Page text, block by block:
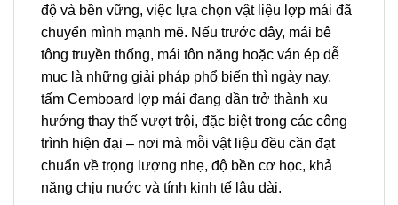
độ và bền vững, việc lựa chọn vật liệu lợp mái đã
chuyển mình mạnh mẽ. Nếu trước đây, mái bê
tông truyền thống, mái tôn nặng hoặc ván ép dễ
mục là những giải pháp phổ biến thì ngày nay,
tấm Cemboard lợp mái đang dần trở thành xu
hướng thay thế vượt trội, đặc biệt trong các công
trình hiện đại – nơi mà mỗi vật liệu đều cần đạt
chuẩn về trọng lượng nhẹ, độ bền cơ học, khả
năng chịu nước và tính kinh tế lâu dài.